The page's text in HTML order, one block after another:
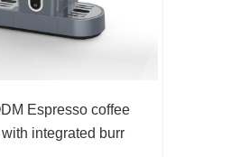
Espresso coffee
integrated burr